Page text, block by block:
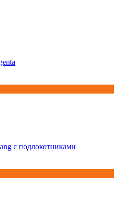
с подлокотниками